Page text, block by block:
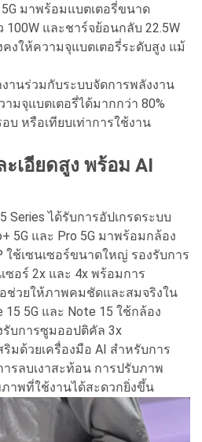
5G มาพร้อมแบตเตอรี่ขนาด
100W และชาร์จย้อนกลับ 22.5W
งให้ความจุแบตเตอรี่ระดับสูง แม้
งานร่วมกับระบบจัดการพลังงาน
ามจุแบตเตอรี่ได้มากกว่า 80%
บ หรือเทียบเท่าการใช้งาน
เอียดสูง พร้อม AI
Series ได้รับการอัปเกรดระบบ
5G และ Pro 5G มาพร้อมกล้อง
ใช้เซนเซอร์ขนาดใหญ่ รองรับการ
อร์ 2x และ 4x พร้อมการ
ช่วยให้ภาพคมชัดและสมจริงใน
5G และ Note 15 ใช้กล้อง
รับการซูมออปติคัล 3x
มด้วยเครื่องมือ AI สำหรับการ
รลบเงาสะท้อน การปรับภาพ
าพที่ใช้งานได้สะดวกยิ่งขึ้น